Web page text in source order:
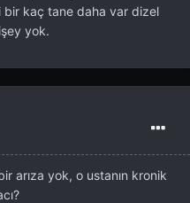
bir kaç tane daha var dizel
yok.
arıza yok, o ustanın kronik